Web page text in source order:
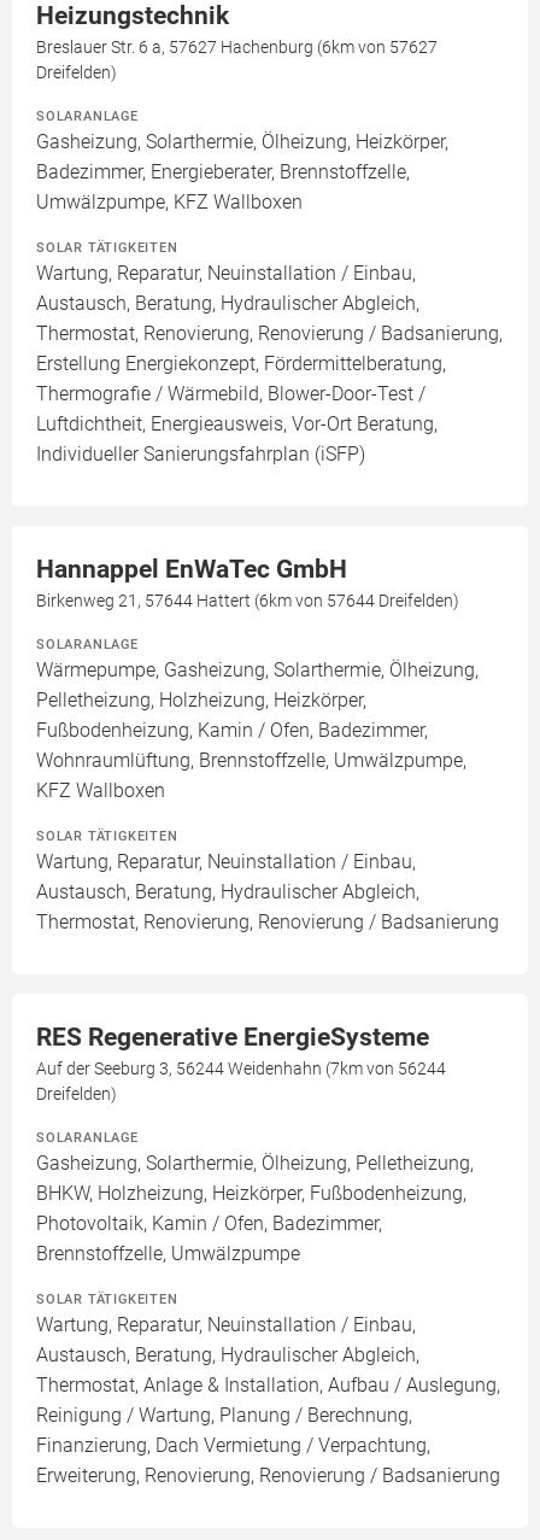
Heizungstechnik
Breslauer Str. 6 a, 57627 Hachenburg (6km von 57627
Dreifelden)
SOLARANLAGE
Gasheizung, Solarthermie, Ölheizung, Heizkörper,
Badezimmer, Energieberater, Brennstoffzelle,
Umwälzpumpe, KFZ Wallboxen
SOLAR TÄTIGKEITEN
Wartung, Reparatur, Neuinstallation / Einbau,
Austausch, Beratung, Hydraulischer Abgleich,
Thermostat, Renovierung, Renovierung / Badsanierung,
Erstellung Energiekonzept, Fördermittelberatung,
Thermografie / Wärmebild, Blower-Door-Test /
Luftdichtheit, Energieausweis, Vor-Ort Beratung,
Individueller Sanierungsfahrplan (iSFP)
Hannappel EnWaTec GmbH
Birkenweg 21, 57644 Hattert (6km von 57644 Dreifelden)
SOLARANLAGE
Wärmepumpe, Gasheizung, Solarthermie, Ölheizung,
Pelletheizung, Holzheizung, Heizkörper,
Fußbodenheizung, Kamin / Ofen, Badezimmer,
Wohnraumlüftung, Brennstoffzelle, Umwälzpumpe,
KFZ Wallboxen
SOLAR TÄTIGKEITEN
Wartung, Reparatur, Neuinstallation / Einbau,
Austausch, Beratung, Hydraulischer Abgleich,
Thermostat, Renovierung, Renovierung / Badsanierung
RES Regenerative EnergieSysteme
Auf der Seeburg 3, 56244 Weidenhahn (7km von 56244
Dreifelden)
SOLARANLAGE
Gasheizung, Solarthermie, Ölheizung, Pelletheizung,
BHKW, Holzheizung, Heizkörper, Fußbodenheizung,
Photovoltaik, Kamin / Ofen, Badezimmer,
Brennstoffzelle, Umwälzpumpe
SOLAR TÄTIGKEITEN
Wartung, Reparatur, Neuinstallation / Einbau,
Austausch, Beratung, Hydraulischer Abgleich,
Thermostat, Anlage & Installation, Aufbau / Auslegung,
Reinigung / Wartung, Planung / Berechnung,
Finanzierung, Dach Vermietung / Verpachtung,
Erweiterung, Renovierung, Renovierung / Badsanierung